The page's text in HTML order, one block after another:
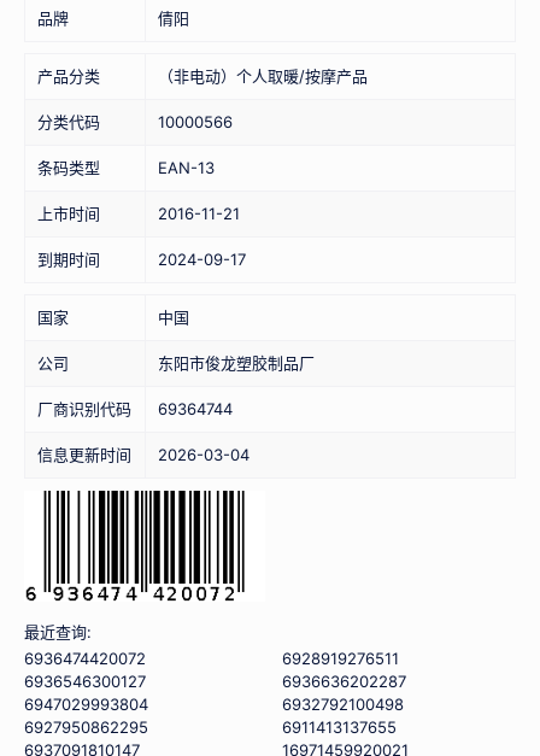
品牌 倩阳
产品分类 （非电动）个人取暖/按摩产品
分类代码 10000566
条码类型 EAN-13
上市时间 2016-11-21
到期时间 2024-09-17
国家 中国
公司 东阳市俊龙塑胶制品厂
厂商识别代码 69364744
信息更新时间 2026-03-04
最近查询:
6936474420072
6928919276511
6936546300127
6936636202287
6947029993804
6932792100498
6927950862295
6911413137655
6937091810147
16971459920021